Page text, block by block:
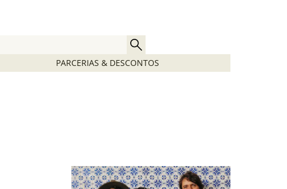
PARCERIAS & DESCONTOS